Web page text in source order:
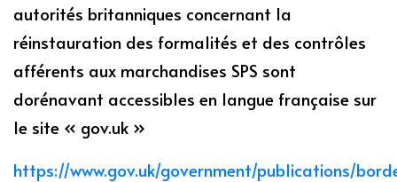
autorités britanniques concernant la
réinstauration des formalités et des contrôles
afférents aux marchandises SPS sont
dorénavant accessibles en langue française sur
le site « gov.uk »
https://www.gov.uk/government/publications/